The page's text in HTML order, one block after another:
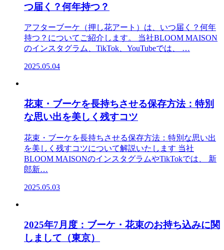
つ届く？何年持つ？
アフターブーケ（押し花アート）は、いつ届く？何年
持つ？についてご紹介します。 当社BLOOM MAISON
のインスタグラム、TikTok、YouTubeでは、 …
2025.05.04
花束・ブーケを長持ちさせる保存方法：特別
な思い出を美しく残すコツ
花束・ブーケを長持ちさせる保存方法：特別な思い出
を美しく残すコツについて解説いたします 当社
BLOOM MAISONのインスタグラムやTikTokでは、 新
郎新…
2025.05.03
2025年7月度：ブーケ・花束のお持ち込みに関
しまして（東京）